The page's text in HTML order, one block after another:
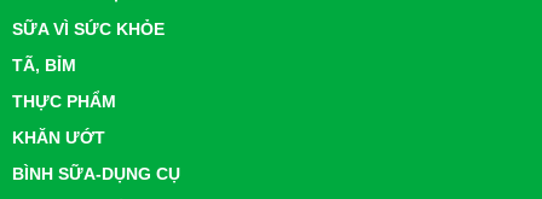
SỮA VÌ SỨC KHỎE
TÃ, BỈM
THỰC PHẨM
KHĂN ƯỚT
BÌNH SỮA-DỤNG CỤ